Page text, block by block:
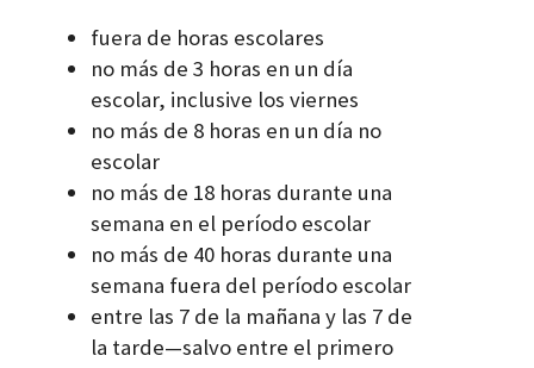
fuera de horas escolares
no más de 3 horas en un día
escolar, inclusive los viernes
no más de 8 horas en un día no
escolar
no más de 18 horas durante una
semana en el período escolar
no más de 40 horas durante una
semana fuera del período escolar
entre las 7 de la mañana y las 7 de
la tarde—salvo entre el primero